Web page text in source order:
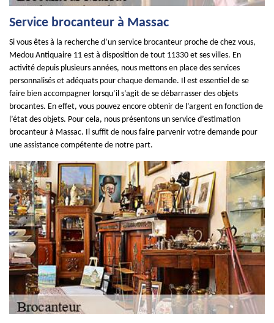
Service brocanteur à Massac
Si vous êtes à la recherche d’un service brocanteur proche de chez vous,
Medou Antiquaire 11 est à disposition de tout 11330 et ses villes. En
activité depuis plusieurs années, nous mettons en place des services
personnalisés et adéquats pour chaque demande. Il est essentiel de se
faire bien accompagner lorsqu’il s’agit de se débarrasser des objets
brocantes. En effet, vous pouvez encore obtenir de l’argent en fonction de
l’état des objets. Pour cela, nous présentons un service d’estimation
brocanteur à Massac. Il suffit de nous faire parvenir votre demande pour
une assistance compétente de notre part.